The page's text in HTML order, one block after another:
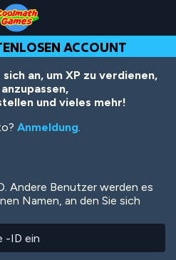
ACCOUNT
an, um XP zu verdienen,
und vieles mehr!
Anmeldung.
Andere Benutzer werden es
Namen, an den Sie sich